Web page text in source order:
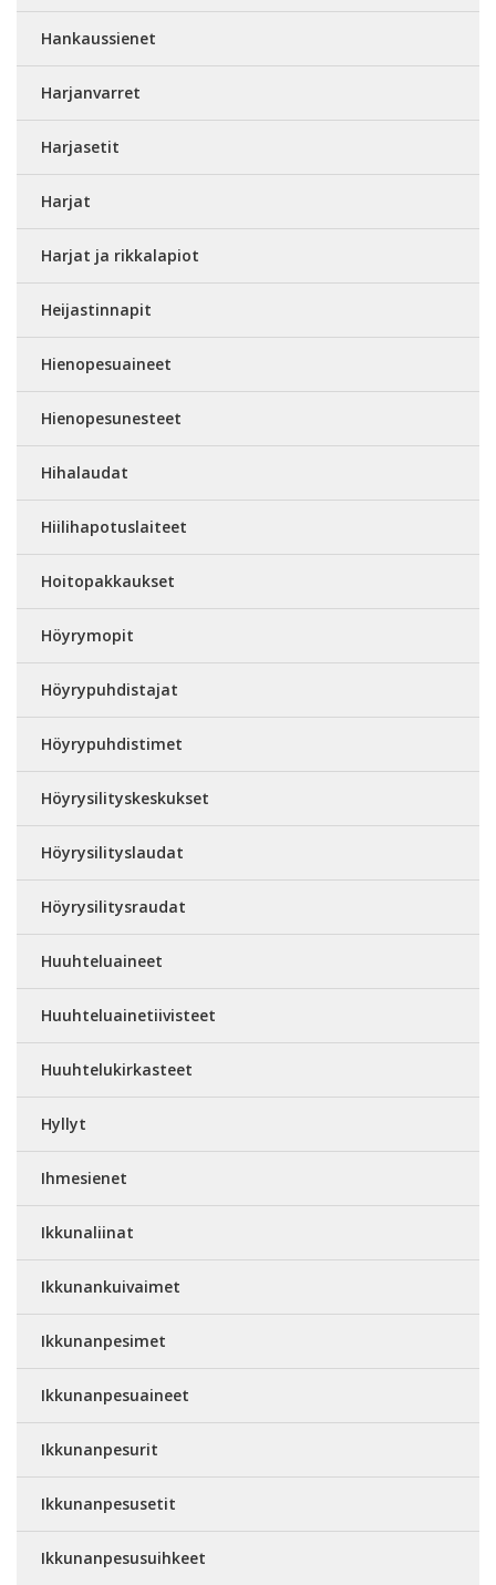
Hankaussienet
Harjanvarret
Harjasetit
Harjat
Harjat ja rikkalapiot
Heijastinnapit
Hienopesuaineet
Hienopesunesteet
Hihalaudat
Hiilihapotuslaiteet
Hoitopakkaukset
Höyrymopit
Höyrypuhdistajat
Höyrypuhdistimet
Höyrysilityskeskukset
Höyrysilityslaudat
Höyrysilitysraudat
Huuhteluaineet
Huuhteluainetiivisteet
Huuhtelukirkasteet
Hyllyt
Ihmesienet
Ikkunaliinat
Ikkunankuivaimet
Ikkunanpesimet
Ikkunanpesuaineet
Ikkunanpesurit
Ikkunanpesusetit
Ikkunanpesusuihkeet